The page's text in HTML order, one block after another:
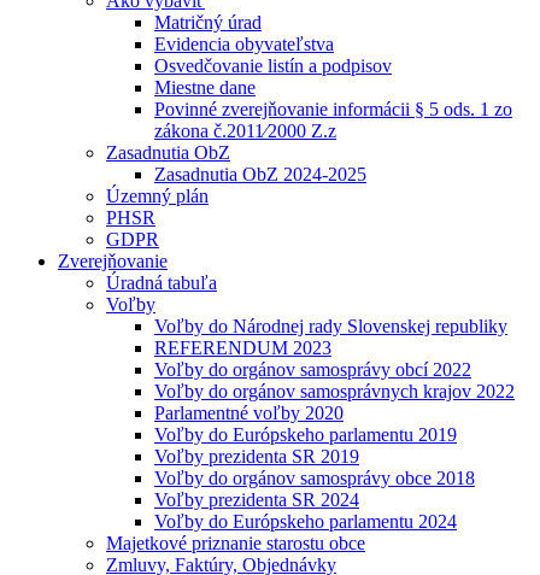
Matričný úrad
Evidencia obyvateľstva
Osvedčovanie listín a podpisov
Miestne dane
Povinné zverejňovanie informácii § 5 ods. 1 zo
zákona č.2011⁄2000 Z.z
Zasadnutia ObZ
Zasadnutia ObZ 2024-2025
Územný plán
PHSR
GDPR
Zverejňovanie
Úradná tabuľa
Voľby
Voľby do Národnej rady Slovenskej republiky
REFERENDUM 2023
Voľby do orgánov samosprávy obcí 2022
Voľby do orgánov samosprávnych krajov 2022
Parlamentné voľby 2020
Voľby do Európskeho parlamentu 2019
Voľby prezidenta SR 2019
Voľby do orgánov samosprávy obce 2018
Voľby prezidenta SR 2024
Voľby do Európskeho parlamentu 2024
Majetkové priznanie starostu obce
Zmluvy, Faktúry, Objednávky